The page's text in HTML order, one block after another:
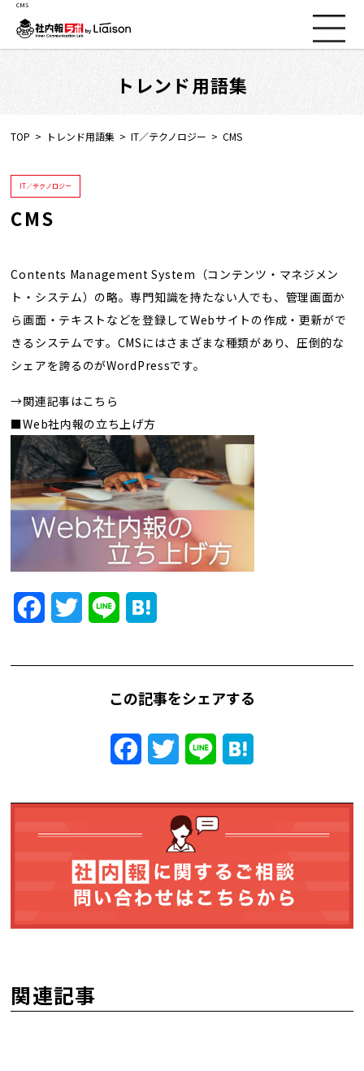
社内報ノウハウ
セミナー情報
Web社内報
動画コーナー
支援実績
トレンド用語集
社長ブログ
CMS
トレンド用語集
TOP トレンド用語集 IT／テクノロジー CMS
IT／テクノロジー
CMS
Contents Management System（コンテンツ・マネジメン
ト・システム）の略。専門知識を持たない人でも、管理画面か
ら画面・テキストなどを登録してWebサイトの作成・更新がで
きるシステムです。CMSにはさまざまな種類があり、圧倒的な
シェアを誇るのがWordPressです。
→関連記事はこちら
■Web社内報の立ち上げ方
FacebookTwitter Line
この記事をシェアする
FacebookTwitter Line
関連記事